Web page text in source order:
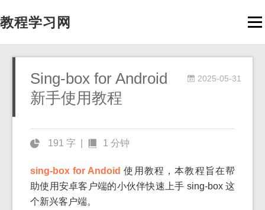
教程学习网
Sing-box for Android
新手使用教程
2025-05-31
191 字 1 分钟
sing-box for Andoid 使用教程，本教程旨在帮
助使用安卓客户端的小伙伴快速上手 sing-box 这
个新兴客户端。